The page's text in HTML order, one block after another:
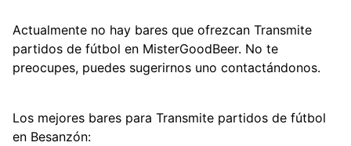
Actualmente no hay bares que ofrezcan Transmite
partidos de fútbol en MisterGoodBeer. No te
preocupes, puedes sugerirnos uno contactándonos.
Los mejores bares para Transmite partidos de fútbol
en Besanzón: